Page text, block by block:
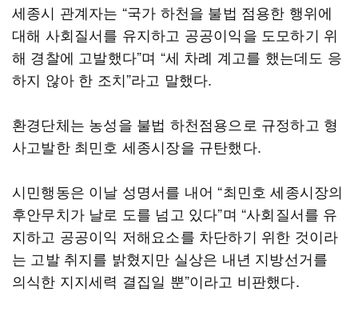
세종시 관계자는 “국가 하천을 불법 점용한 행위에
대해 사회질서를 유지하고 공공이익을 도모하기 위
해 경찰에 고발했다”며 “세 차례 계고를 했는데도 응
하지 않아 한 조치”라고 말했다.
환경단체는 농성을 불법 하천점용으로 규정하고 형
사고발한 최민호 세종시장을 규탄했다.
시민행동은 이날 성명서를 내어 “최민호 세종시장의
후안무치가 날로 도를 넘고 있다”며 “사회질서를 유
지하고 공공이익 저해요소를 차단하기 위한 것이라
는 고발 취지를 밝혔지만 실상은 내년 지방선거를
의식한 지지세력 결집일 뿐”이라고 비판했다.